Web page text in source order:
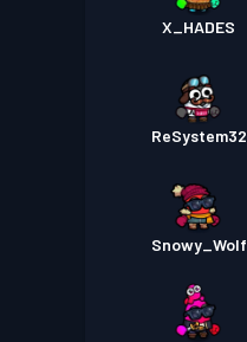
X_HADES
ReSystem32
Snowy_Wolf